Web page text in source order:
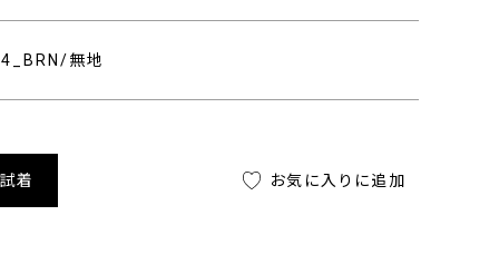
無地
着 お気に入りに追加